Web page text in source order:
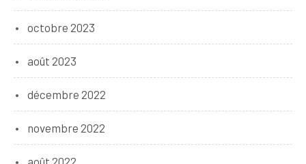
octobre 2023
août 2023
décembre 2022
novembre 2022
août 2022